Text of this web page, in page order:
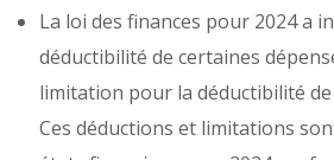
La loi des finances pour 2024 a
déductibilité de certaines
limitation pour la déductibilité
Ces déductions et limitations